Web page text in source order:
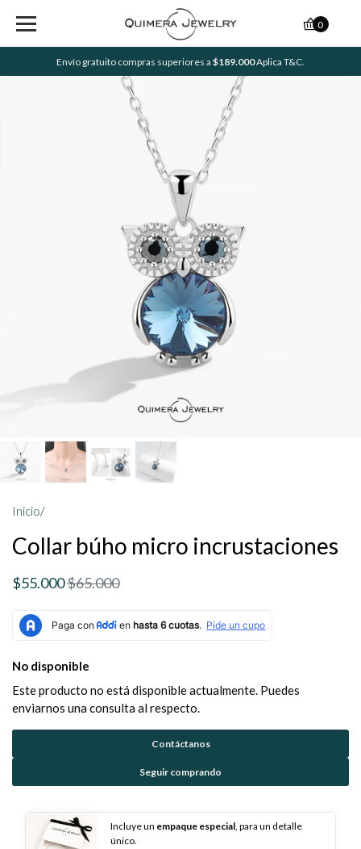
Envío gratuito compras superiores a $189.000Aplica T&C.
0
Inicio/
Collar búho micro incrustaciones
$55.000$65.000
No disponible
Este producto no está disponible actualmente. Puedes
enviarnos una consulta al respecto.
Contáctanos
Seguir comprando
Incluye un empaque especial , para un detalle
único.